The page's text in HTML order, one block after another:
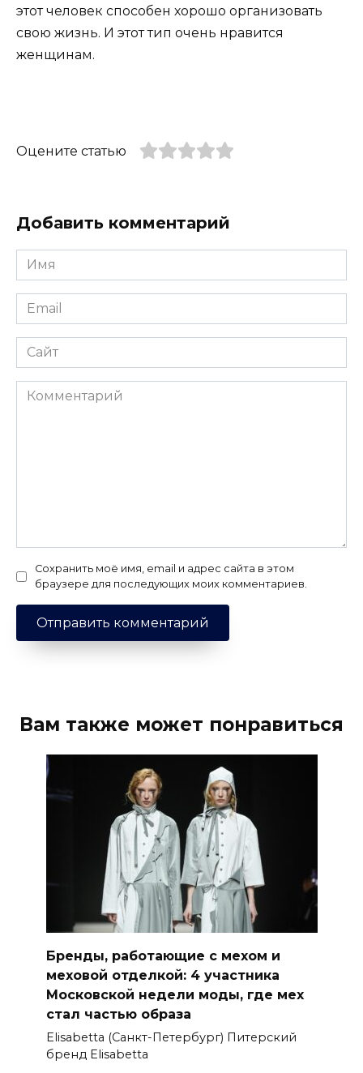
этот человек способен хорошо организовать
свою жизнь. И этот тип очень нравится
женщинам.
Оцените статью
Добавить комментарий
Имя
*
Email
*
Сайт
Комментарий
Сохранить моё имя, email и адрес сайта в этом
браузере для последующих моих комментариев.
Вам также может понравиться
Бренды, работающие с мехом и
меховой отделкой: 4 участника
Московской недели моды, где мех
стал частью образа
Elisabetta (Санкт-Петербург) Питерский
бренд Elisabetta